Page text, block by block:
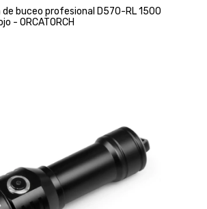
buceo profesional D570-RL 1500
- ORCATORCH